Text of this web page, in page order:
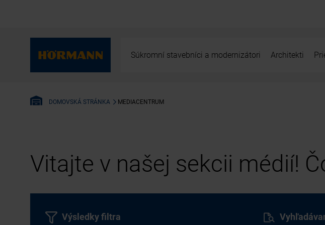
Súkromní stavebníci a modernizátori Architekti
DOMOVSKÁ STRÁNKA MEDIACENTRUM
Vitajte v našej sekcii médií!
Výsledky filtra